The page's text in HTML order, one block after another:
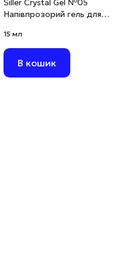
Siller Crystal Gel №05
Напівпрозорий гель для
блискітками, 15 мл
15 мл
В кошик